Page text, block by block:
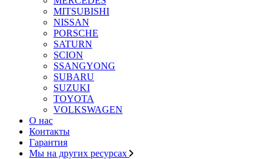
MITSUBISHI
NISSAN
PORSCHE
SATURN
SCION
SSANGYONG
SUBARU
SUZUKI
TOYOTA
VOLKSWAGEN
О нас
Контакты
Гарантия
Мы на других ресурсах